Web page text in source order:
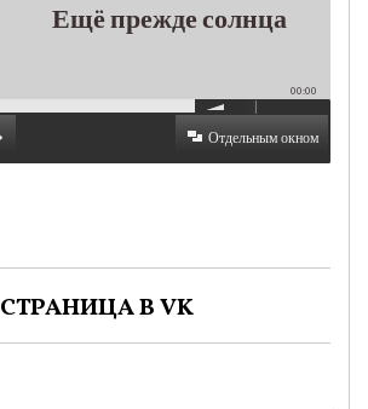
Ещё прежде солнца
00:00
Отдельным окном
СТРАНИЦА В VK